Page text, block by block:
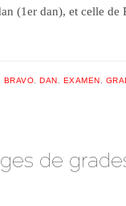
(1er dan), et celle
BRAVO ,DAN EXAMEN
de